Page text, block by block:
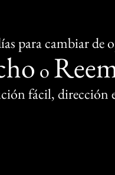
para cambiar de
o
fácil, dirección